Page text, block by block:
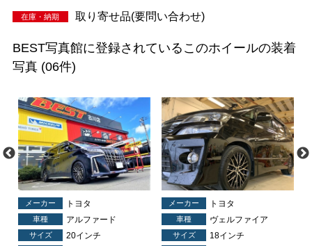
在庫・納期 取り寄せ品(要問い合わせ)
BEST写真館に登録されているこのホイールの装着
写真(06件)
メーカー トヨタ
車種 アルファード
サイズ 20インチ
メーカー トヨタ
車種 ヴェルファイア
サイズ 18インチ